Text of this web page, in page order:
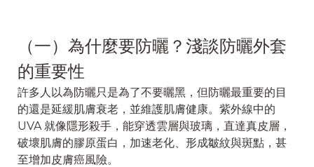
（一）為什麼要防曬？淺談防曬外套
的重要性
許多人以為防曬只是為了不要曬黑，但防曬最重要的目
的還是延緩肌膚衰老，並維護肌膚健康。紫外線中的
UVA 就像隱形殺手，能穿透雲層與玻璃，直達真皮層，
破壞肌膚的膠原蛋白，加速老化、形成皺紋與斑點，甚
至增加皮膚癌風險。